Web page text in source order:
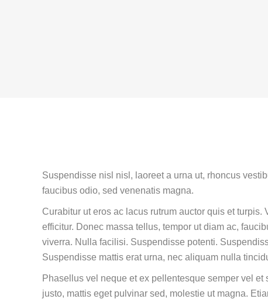
Suspendisse nisl nisl, laoreet a urna ut, rhoncus
faucibus odio, sed venenatis magna.
Curabitur ut eros ac lacus rutrum auctor quis et
efficitur. Donec massa tellus, tempor ut diam ac,
viverra. Nulla facilisi. Suspendisse potenti.
Suspendisse mattis erat urna, nec aliquam nulla
Phasellus vel neque et ex pellentesque semper vel
justo, mattis eget pulvinar sed, molestie ut magna.